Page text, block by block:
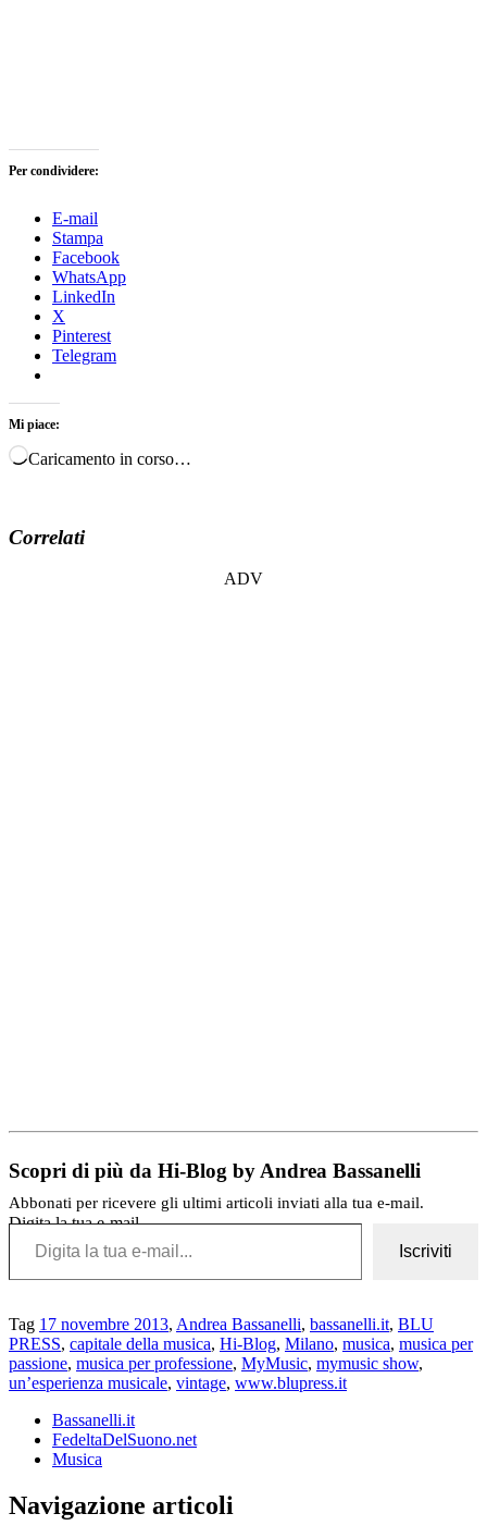
Per condividere:
E-mail
Stampa
Facebook
WhatsApp
LinkedIn
X
Pinterest
Telegram
Mi piace:
Caricamento in corso…
Correlati
ADV
Scopri di più da Hi-Blog by Andrea Bassanelli
Abbonati per ricevere gli ultimi articoli inviati alla tua e-mail.
Digita la tua e-mail...
Iscriviti
Tag 17 novembre 2013, Andrea Bassanelli, bassanelli.it, BLU
PRESS, capitale della musica, Hi-Blog, Milano, musica, musica per
passione, musica per professione, MyMusic, mymusic show,
un’esperienza musicale, vintage, www.blupress.it
Bassanelli.it
FedeltaDelSuono.net
Musica
Navigazione articoli